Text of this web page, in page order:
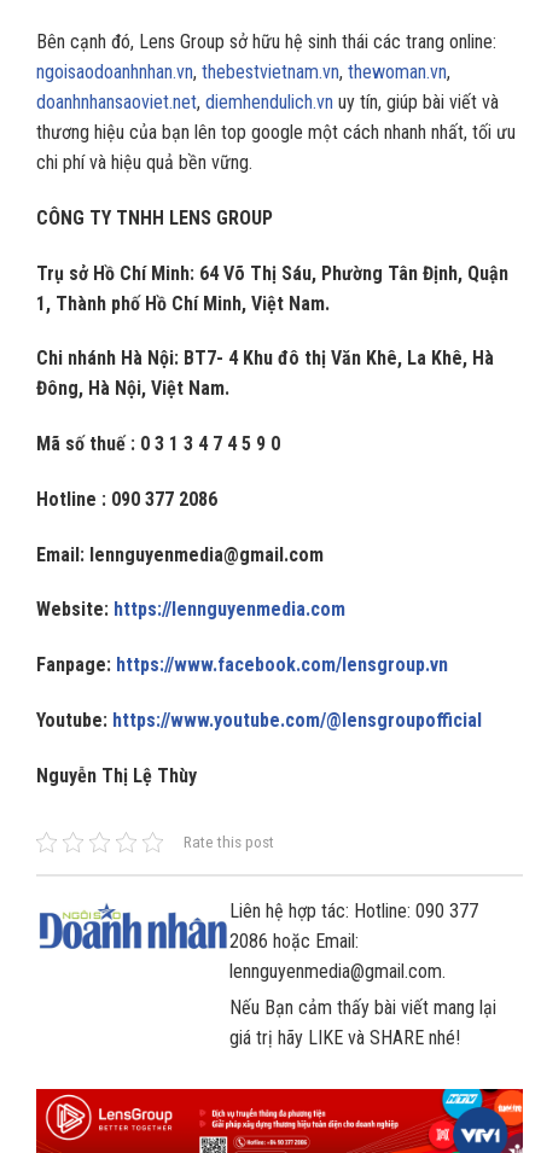
Bên cạnh đó, Lens Group sở hữu hệ sinh thái các trang online:
ngoisaodoanhnhan.vn, thebestvietnam.vn, thewoman.vn,
doanhnhansaoviet.net, diemhendulich.vn uy tín, giúp bài viết và
thương hiệu của bạn lên top google một cách nhanh nhất, tối ưu
chi phí và hiệu quả bền vững.
CÔNG TY TNHH LENS GROUP
Trụ sở Hồ Chí Minh: 64 Võ Thị Sáu, Phường Tân Định, Quận
1, Thành phố Hồ Chí Minh, Việt Nam.
Chi nhánh Hà Nội: BT7- 4 Khu đô thị Văn Khê, La Khê, Hà
Đông, Hà Nội, Việt Nam.
Mã số thuế : 0 3 1 3 4 7 4 5 9 0
Hotline : 090 377 2086
Email: lennguyenmedia@gmail.com
Website: https://lennguyenmedia.com
Fanpage: https://www.facebook.com/lensgroup.vn
Youtube: https://www.youtube.com/@lensgroupofficial
Nguyễn Thị Lệ Thùy
Rate this post
Liên hệ hợp tác: Hotline: 090 377
2086 hoặc Email:
lennguyenmedia@gmail.com.
Nếu Bạn cảm thấy bài viết mang lại
giá trị hãy LIKE và SHARE nhé!